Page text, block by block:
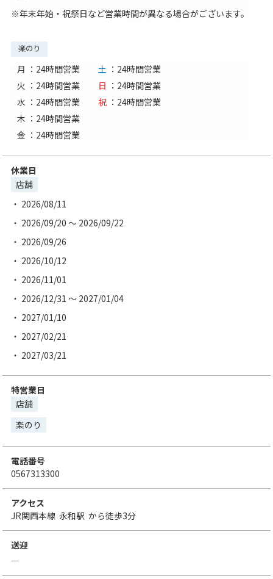
※年末年始・祝祭日など営業時間が異なる場合がございます。
楽のり
月 ：24時間営業
火 ：24時間営業
水 ：24時間営業
木 ：24時間営業
金 ：24時間営業
土 ：24時間営業
日 ：24時間営業
祝 ：24時間営業
休業日
店舗
2026/08/11
2026/09/20 ～ 2026/09/22
2026/09/26
2026/10/12
2026/11/01
2026/12/31 ～ 2027/01/04
2027/01/10
2027/02/21
2027/03/21
特営業日
店舗
楽のり
電話番号
0567313300
アクセス
JR関西本線 永和駅 から徒歩3分
送迎
―